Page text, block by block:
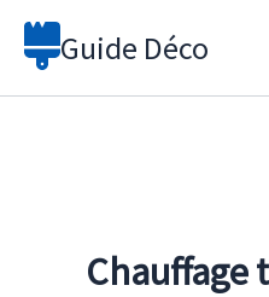
Aller
Guide Déco